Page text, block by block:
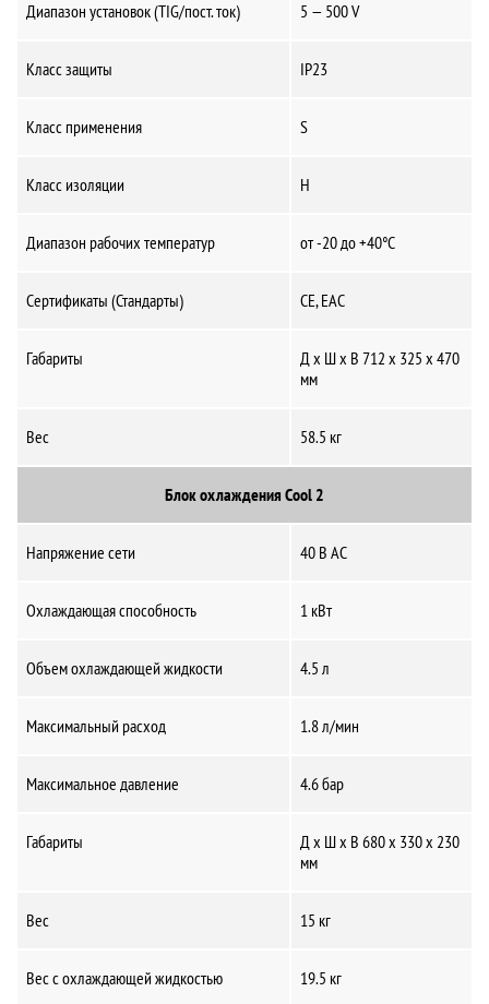
Диапазон установок (TIG/пост. ток) 5 — 500 V
Класс защиты IP23
Класс применения S
Класс изоляции H
Диапазон рабочих температур от -20 до +40°C
Сертификаты (Стандарты) CE, ЕАС
Габариты
Д x Ш x В 712 x 325 x 470
мм
Вес 58.5 кг
Блок охлаждения Cool 2
Напряжение сети 40 В AC
Охлаждающая способность 1 кВт
Объем охлаждающей жидкости 4.5 л
Максимальный расход 1.8 л/мин
Максимальное давление 4.6 бар
Габариты
Д x Ш x В 680 x 330 x 230
мм
Вес 15 кг
Вес с охлаждающей жидкостью 19.5 кг